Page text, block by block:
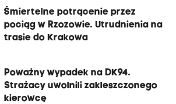
Śmiertelne potrącenie przez
pociąg w Rzozowie. Utrudnienia na
trasie do Krakowa
Poważny wypadek na DK94.
Strażacy uwolnili zakleszczonego
kierowcę